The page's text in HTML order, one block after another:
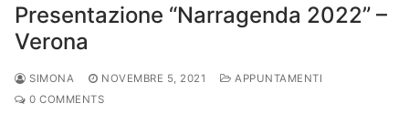
Presentazione “Narragenda 2022” –
Verona
SIMONA NOVEMBRE 5, 2021
APPUNTAMENTI
0 COMMENTS